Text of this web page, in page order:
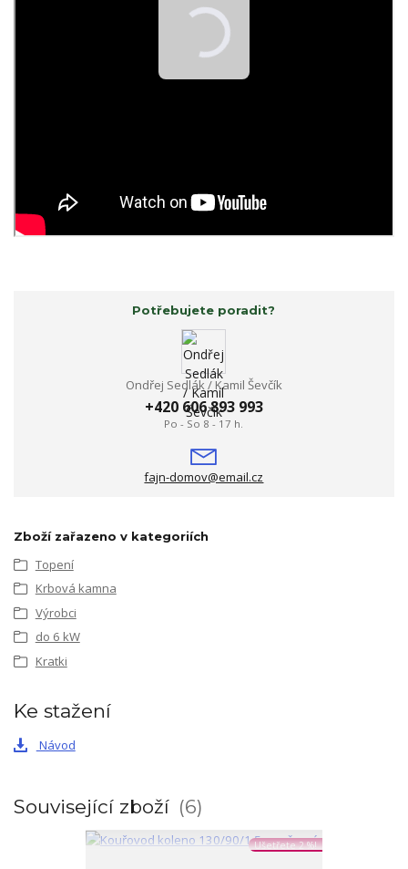
Potřebujete poradit?
Ondřej Sedlák / Kamil Ševčík
+420 606 893 993
Po - So 8 - 17 h.
fajn-domov@email.cz
Zboží zařazeno v kategoriích
Topení
Krbová kamna
Výrobci
do 6 kW
Kratki
Ke stažení
Návod
Související zboží 6
Ušetřete 2 %!